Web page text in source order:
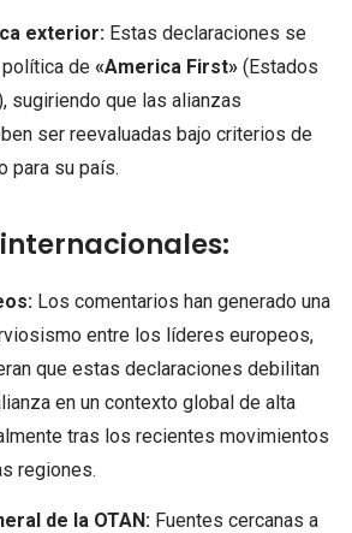
exterior:Estas declaraciones se
política de «America First»(Estados
sugiriendo que las alianzas
ser reevaluadas bajo criterios de
para su país.
Los comentarios han generado una
entre los líderes europeos,
que estas declaraciones debilitan
en un contexto global de alta
tras los recientes movimientos
regiones.
de la OTAN:Fuentes cercanas a